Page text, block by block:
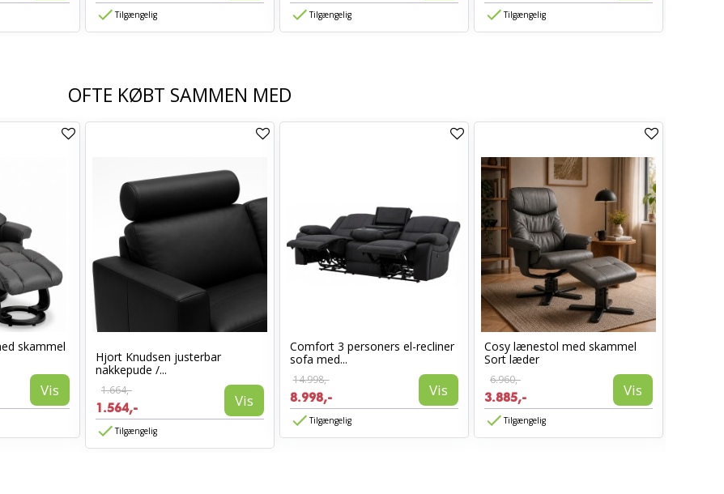
Tilgængelig Tilgængelig Tilgængelig
OFTE KØBT SAMMEN MED
skammel
Vis
Hjort Knudsen justerbar
nakkepude /...
1.664,-
1.564,- Vis
Tilgængelig
Comfort 3 personers el-recliner
sofa med...
14.998,-
8.998,- Vis
Tilgængelig
Cosy lænestol med skammel
Sort læder
6.960,-
3.885,- Vis
Tilgængelig